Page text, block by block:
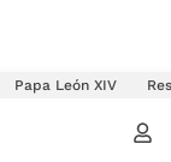
Papa León XIV